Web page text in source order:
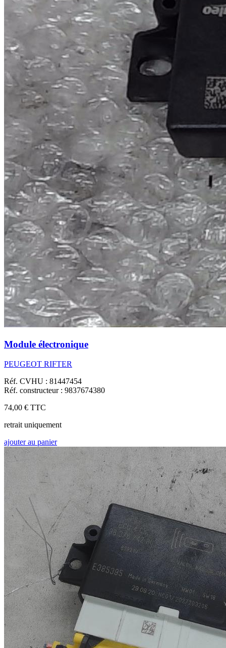
Module électronique
PEUGEOT RIFTER
Réf. CVHU : 81447454
Réf. constructeur : 9837674380
74,00 € TTC
retrait uniquement
ajouter au panier